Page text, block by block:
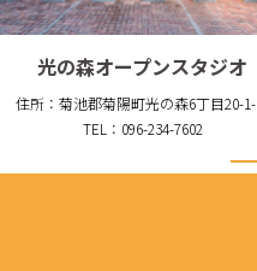
光の森オープンスタジオ
住所：菊池郡菊陽町光の森6丁目20-
TEL：096-234-7602